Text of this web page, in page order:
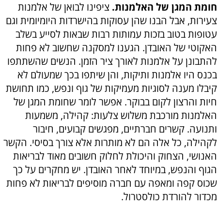
חומת המגן של האלמנות. ציפינו לבואן של אלמנות
צעירות, אבל הבנו שהן עסוקות בהישרדות היומיומית וגם
עטופות בטוב בזכות עמותות רבות שבאות לסייע בשלב
האקוטי של האובדן. הגענו למסקנה שחשוב לא פחות
להתבונן על אלמנות לאורך ציר הזמן. הנשים שהשתתפו
בכנס היו אלמנות ותיקות, והן שיתפו בכך שמעולם לא
קיבלו מענה לסוגיות מעמיקות של גוף ונפש, כמו תחושת
חיות והרצון לקום בבוקר. אפשר לומר שחומת המגן של
האלמנות מורכבת משלוש צלעות: קהילה, משמעות
ותנועה. קשרים חברתיים, מפגשים קבועים, חיבור
לקהילה, כל אלה הם לא מותרות אלא צורך בסיסי. הקשר
האנושי, הצחוק והיכולת לחלוק חשובים מאוד לבריאות
הגוף והנפש, במיוחד לאחר האובדן. יש מחקרים על כך
שכוס קפה ומאפה עם חברה מוסיפים לבריאות לא פחות
מכדור להורדת כולסטרול.